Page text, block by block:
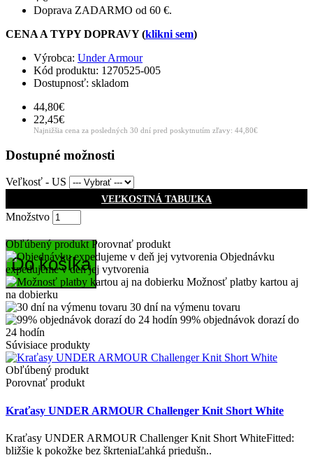
Doprava ZADARMO od 60 €.
CENA A TYPY DOPRAVY (klikni sem)
Výrobca: Under Armour
Kód produktu: 1270525-005
Dostupnosť: skladom
44,80€
22,45€
Najnižšia cena za posledných 30 dní pred poskytnutím zľavy: 44,80€
Dostupné možnosti
Veľkosť - US
VEĽKOSTNÁ TABUĽKA
Množstvo
Do košíka
Obľúbený produkt Porovnať produkt
Objednávku
expedujeme v deň jej vytvorenia
Možnosť platby kartou aj
na dobierku
30 dní na výmenu tovaru
99% objednávok dorazí do
24 hodín
Súvisiace produkty
Obľúbený produkt
Porovnať produkt
Kraťasy UNDER ARMOUR Challenger Knit Short White
Kraťasy UNDER ARMOUR Challenger Knit Short WhiteFitted:
bližšie k pokožke bez škrteniaĽahká priedušn..